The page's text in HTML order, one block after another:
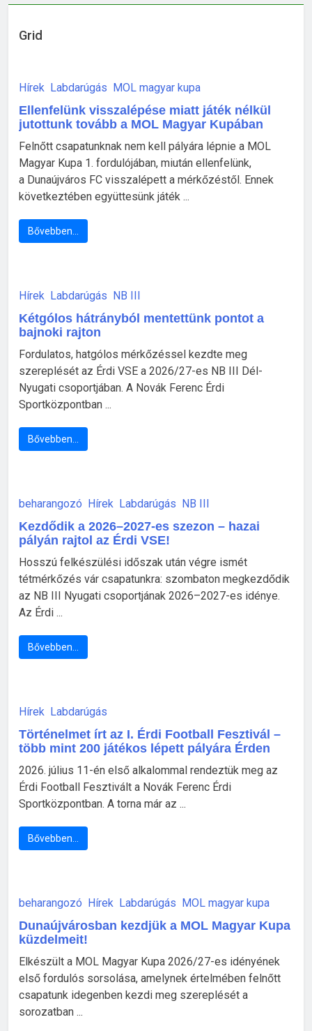
Grid
Hírek Labdarúgás MOL magyar kupa
Ellenfelünk visszalépése miatt játék nélkül
jutottunk tovább a MOL Magyar Kupában
Felnőtt csapatunknak nem kell pályára lépnie a MOL
Magyar Kupa 1. fordulójában, miután ellenfelünk,
a Dunaújváros FC visszalépett a mérkőzéstől. Ennek
következtében együttesünk játék ...
Bővebben…
Hírek Labdarúgás NB III
Kétgólos hátrányból mentettünk pontot a
bajnoki rajton
Fordulatos, hatgólos mérkőzéssel kezdte meg
szereplését az Érdi VSE a 2026/27-es NB III Dél-
Nyugati csoportjában. A Novák Ferenc Érdi
Sportközpontban ...
Bővebben…
beharangozó Hírek Labdarúgás NB III
Kezdődik a 2026–2027-es szezon – hazai
pályán rajtol az Érdi VSE!
Hosszú felkészülési időszak után végre ismét
tétmérkőzés vár csapatunkra: szombaton megkezdődik
az NB III Nyugati csoportjának 2026–2027-es idénye.
Az Érdi ...
Bővebben…
Hírek Labdarúgás
Történelmet írt az I. Érdi Football Fesztivál –
több mint 200 játékos lépett pályára Érden
2026. július 11-én első alkalommal rendeztük meg az
Érdi Football Fesztivált a Novák Ferenc Érdi
Sportközpontban. A torna már az ...
Bővebben…
beharangozó Hírek Labdarúgás MOL magyar kupa
Dunaújvárosban kezdjük a MOL Magyar Kupa
küzdelmeit!
Elkészült a MOL Magyar Kupa 2026/27-es idényének
első fordulós sorsolása, amelynek értelmében felnőtt
csapatunk idegenben kezdi meg szereplését a
sorozatban ...